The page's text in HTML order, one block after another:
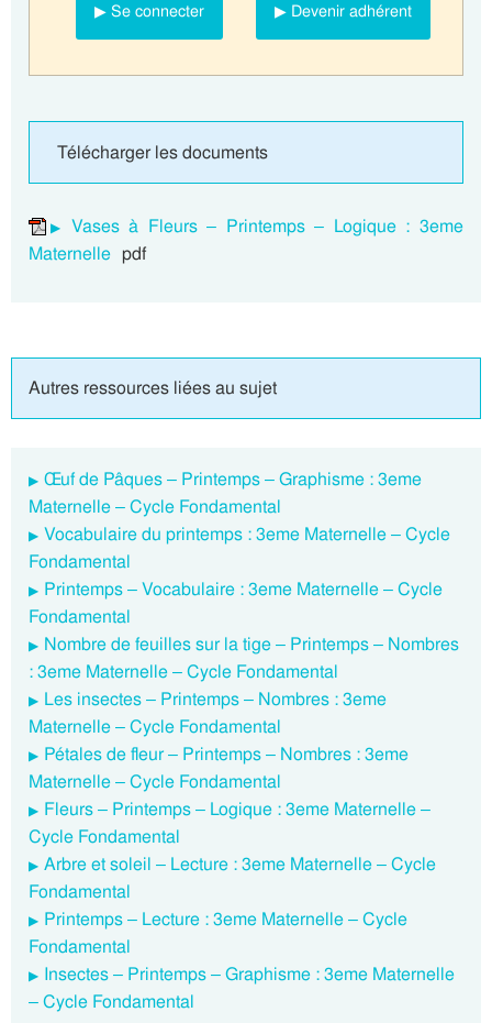
▶ Se connecter ▶ Devenir adhérent
Télécharger les documents
Vases à Fleurs – Printemps – Logique : 3eme
Maternelle pdf
Autres ressources liées au sujet
Œuf de Pâques – Printemps – Graphisme : 3eme
Maternelle – Cycle Fondamental
Vocabulaire du printemps : 3eme Maternelle – Cycle
Fondamental
Printemps – Vocabulaire : 3eme Maternelle – Cycle
Fondamental
Nombre de feuilles sur la tige – Printemps – Nombres
: 3eme Maternelle – Cycle Fondamental
Les insectes – Printemps – Nombres : 3eme
Maternelle – Cycle Fondamental
Pétales de fleur – Printemps – Nombres : 3eme
Maternelle – Cycle Fondamental
Fleurs – Printemps – Logique : 3eme Maternelle –
Cycle Fondamental
Arbre et soleil – Lecture : 3eme Maternelle – Cycle
Fondamental
Printemps – Lecture : 3eme Maternelle – Cycle
Fondamental
Insectes – Printemps – Graphisme : 3eme Maternelle
– Cycle Fondamental